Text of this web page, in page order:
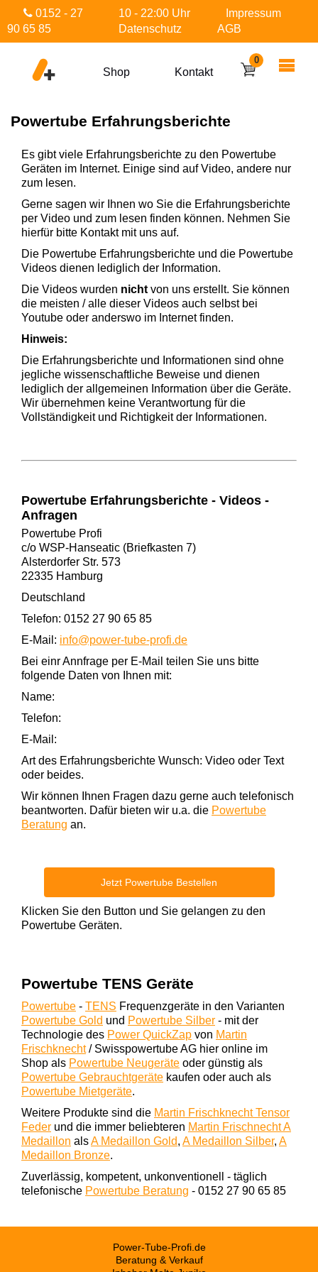
0152 - 27
90 65 85
10 - 22:00 Uhr
Impressum
Datenschutz
AGB
Shop Kontakt
0
Powertube Erfahrungsberichte
Es gibt viele Erfahrungsberichte zu den Powertube
Geräten im Internet. Einige sind auf Video, andere nur
zum lesen.
Gerne sagen wir Ihnen wo Sie die Erfahrungsberichte
per Video und zum lesen finden können. Nehmen Sie
hierfür bitte Kontakt mit uns auf.
Die Powertube Erfahrungsberichte und die Powertube
Videos dienen lediglich der Information.
Die Videos wurden nicht von uns erstellt. Sie können
die meisten / alle dieser Videos auch selbst bei
Youtube oder anderswo im Internet finden.
Hinweis:
Die Erfahrungsberichte und Informationen sind ohne
jegliche wissenschaftliche Beweise und dienen
lediglich der allgemeinen Information über die Geräte.
Wir übernehmen keine Verantwortung für die
Vollständigkeit und Richtigkeit der Informationen.
Powertube Erfahrungsberichte - Videos -
Anfragen
Powertube Profi
c/o WSP-Hanseatic (Briefkasten 7)
Alsterdorfer Str. 573
22335 Hamburg
Deutschland
Telefon: 0152 27 90 65 85
E-Mail: info@power-tube-profi.de
Bei einr Annfrage per E-Mail teilen Sie uns bitte
folgende Daten von Ihnen mit:
Name:
Telefon:
E-Mail:
Art des Erfahrungsberichte Wunsch: Video oder Text
oder beides.
Wir können Ihnen Fragen dazu gerne auch telefonisch
beantworten. Dafür bieten wir u.a. die Powertube
Beratung an.
Jetzt Powertube Bestellen
Klicken Sie den Button und Sie gelangen zu den
Powertube Geräten.
Powertube TENS Geräte
Powertube - TENS Frequenzgeräte in den Varianten
Powertube Gold und Powertube Silber - mit der
Technologie des Power QuickZap von Martin
Frischknecht/ Swisspowertube AG hier online im
Shop als Powertube Neugeräte oder günstig als
Powertube Gebrauchtgeräte kaufen oder auch als
Powertube Mietgeräte.
Weitere Produkte sind die Martin Frischknecht Tensor
Feder und die immer beliebteren Martin Frischnecht A
Medaillon alsA Medaillon Gold, A Medaillon Silber, A
Medaillon Bronze.
Zuverlässig, kompetent, unkonventionell - täglich
telefonische Powertube Beratung - 0152 27 90 65 85
Power-Tube-Profi.de
Beratung & Verkauf